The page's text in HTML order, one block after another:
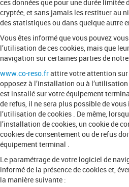
ces données que pour une durée limitée
cryptée, et sans jamais les restituer au
des statistiques ou dans quelque autre
Vous êtes informé que vous pouvez
l’utilisation de ces cookies, mais que
navigation sur certaines parties de
www.co-reso.frattire votre attention
opposez à l’installation ou à
est installé sur votre équipement
de refus, il ne sera plus possible de
l’utilisation de cookies . De même,
l’installation de cookies, un cookie de
cookies de consentement ou de refus
équipement terminal .
Le paramétrage de votre logiciel de
informé de la présence de cookies et,
la manière suivante :